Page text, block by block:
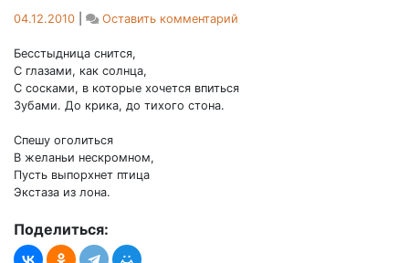
04.12.2010 Оставить комментарий
Бесстыдница снится,
С глазами, как солнца,
С сосками, в которые хочется впиться
Зубами. До крика, до тихого стона.
Спешу оголиться
В желаньи нескромном,
Пусть выпорхнет птица
Экстаза из лона.
Поделиться: